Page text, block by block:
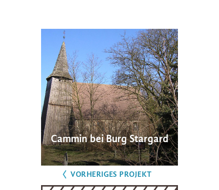
Cammin bei Burg Stargard
VORHERIGES PROJEKT